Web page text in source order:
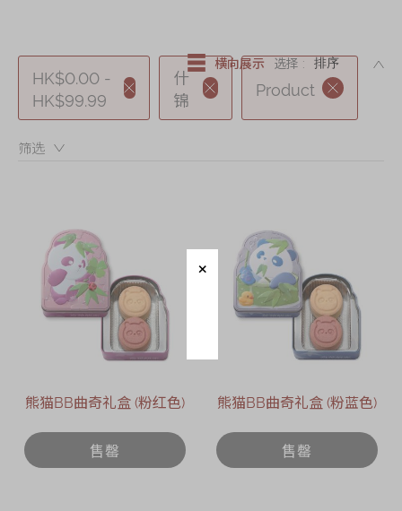
奇华网志
时令食品
茗茶系列
迪士尼系列
繁體
HK$0.00 -
HK$99.99
什
锦
Product
筛选：
横向展示 选择 :
熊猫BB曲奇礼盒 (粉红色)
售罄
熊猫BB曲奇礼盒 (粉蓝色)
售罄